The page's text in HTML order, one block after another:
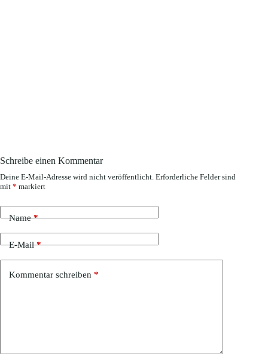
Schreibe einen Kommentar
Deine E-Mail-Adresse wird nicht veröffentlicht. Erforderliche Felder sind
mit * markiert
Name*
E-Mail*
Kommentar schreiben *